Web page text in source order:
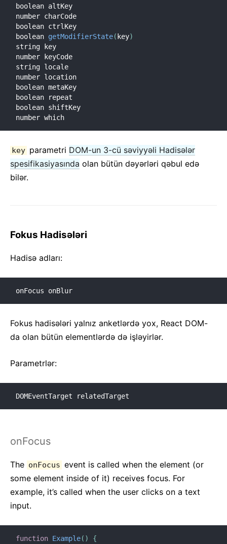
boolean altKey
number charCode
boolean ctrlKey
boolean getModifierState( key)
string key
number keyCode
string locale
number location
boolean metaKey
boolean repeat
boolean shiftKey
number which
key parametri DOM-un 3-cü səviyyəli Hadisələr
spesifikasiyasında olan bütün dəyərləri qəbul edə
bilər.
Fokus Hadisələri
Hadisə adları:
onFocus onBlur
Fokus hadisələri yalnız anketlərdə yox, React DOM-
da olan bütün elementlərdə də işləyirlər.
Parametrlər:
DOMEventTarget relatedTarget
onFocus
The onFocus event is called when the element (or
some element inside of it) receives focus. For
example, it’s called when the user clicks on a text
input.
function Example( )
{